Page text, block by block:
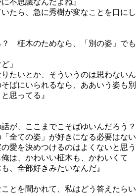
たら、急に秀樹が変なことを口にし
？ 柾木のためなら、「別の姿」でも
」
りたいとか、そういうのは思わないん
ばにいられるなら、ああいう姿も別
思ってる』
が、ここまでこそばゆいんだろう？
「全ての姿」が好きになる必要はない
愛を決めつけるのはよくないと思う
は、かわいい柾木も、かわいくて
、全部好きみたいなんだ』
とを聞かれて、私はどう答えたらい